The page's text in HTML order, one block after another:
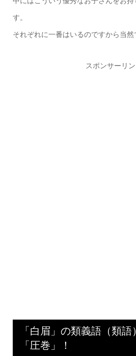
す。
それぞれに一番はいるのですから当然
スポンサーリ
「白眉」の類義語（類
「圧巻」！